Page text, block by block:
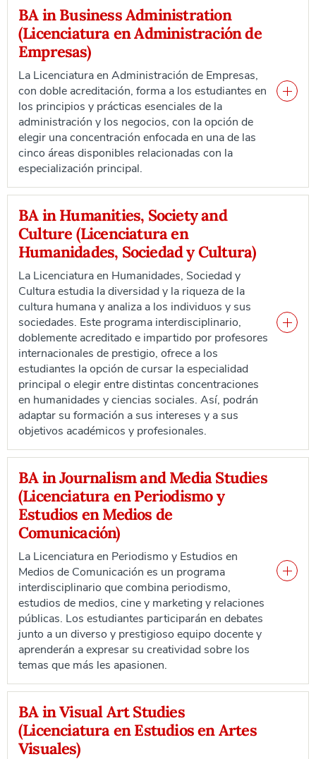
BA in Business Administration
(Licenciatura en Administración de
Empresas)
La Licenciatura en Administración de Empresas,
con doble acreditación, forma a los estudiantes en
los principios y prácticas esenciales de la
administración y los negocios, con la opción de
elegir una concentración enfocada en una de las
cinco áreas disponibles relacionadas con la
especialización principal.
BA in Humanities, Society and
Culture (Licenciatura en
Humanidades, Sociedad y Cultura)
La Licenciatura en Humanidades, Sociedad y
Cultura estudia la diversidad y la riqueza de la
cultura humana y analiza a los individuos y sus
sociedades. Este programa interdisciplinario,
doblemente acreditado e impartido por profesores
internacionales de prestigio, ofrece a los
estudiantes la opción de cursar la especialidad
principal o elegir entre distintas concentraciones
en humanidades y ciencias sociales. Así, podrán
adaptar su formación a sus intereses y a sus
objetivos académicos y profesionales.
BA in Journalism and Media Studies
(Licenciatura en Periodismo y
Estudios en Medios de
Comunicación)
La Licenciatura en Periodismo y Estudios en
Medios de Comunicación es un programa
interdisciplinario que combina periodismo,
estudios de medios, cine y marketing y relaciones
públicas. Los estudiantes participarán en debates
junto a un diverso y prestigioso equipo docente y
aprenderán a expresar su creatividad sobre los
temas que más les apasionen.
BA in Visual Art Studies
(Licenciatura en Estudios en Artes
Visuales)